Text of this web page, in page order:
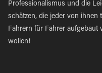
Professionalismus und die
schätzen, die jeder von ihnen
Fahrern für Fahrer
wollen!